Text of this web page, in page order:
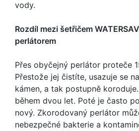
vody.
Rozdíl mezi šetřičem
perlátorem
Přes obyčejný perlátor proteče
Přestože jej čistíte, usazuje se
kámen, a tak postupně
během dvou let. Poté je často
nový. Zkorodovaný perlátor
nebezpečné bakterie a